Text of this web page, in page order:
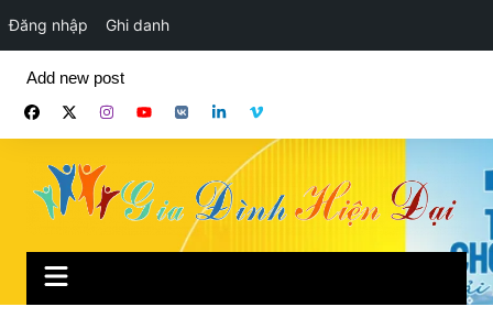
Đăng nhập Ghi danh
phần
Add new post